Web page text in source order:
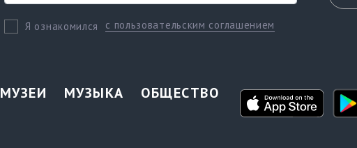
Я ознакомился с пользовательским соглашением
МУЗЕИ МУЗЫКА ОБЩЕСТВО